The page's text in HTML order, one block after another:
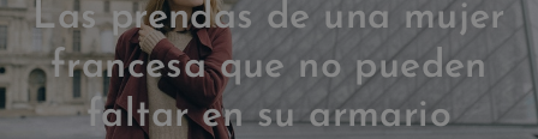
Las prendas de una mujer
francesa que no pueden
faltar en su armario